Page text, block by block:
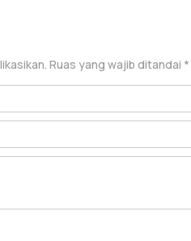
Ruas yang wajib ditandai *